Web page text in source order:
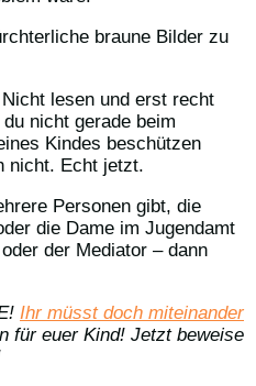
braune Bilder zu
lesen und erst recht
nicht gerade beim
Kindes beschützen
nicht. Echt jetzt.
Personen gibt, die
die Dame im Jugendamt
der Mediator – dann
Ihr müsst doch miteinander
für euer Kind! Jetzt beweise